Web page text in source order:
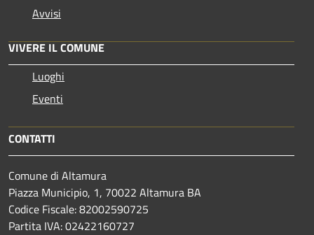
Avvisi
VIVERE IL COMUNE
Luoghi
Eventi
CONTATTI
Comune di Altamura
Piazza Municipio, 1, 70022 Altamura BA
Codice Fiscale: 82002590725
Partita IVA: 02422160727